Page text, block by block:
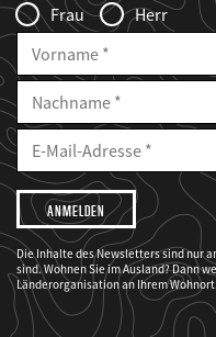
Frau
Herr
Vorname
Nachname
E-
Mailadresse
E-
Adresse
Ich
möchte,
dass
der
WWF
mich
über
seine
Projekte
informiert.
Die Inhalte des Newsletters sind nur
sind. Wohnen Sie im Ausland? Dann
Länderorganisation an Ihrem Wohnort.